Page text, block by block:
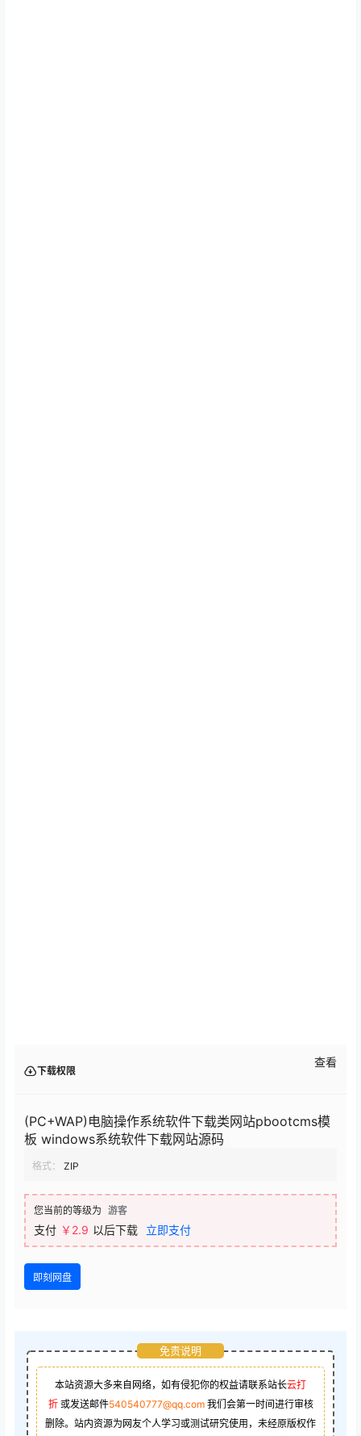
下载权限
查看
(PC+WAP)电脑操作系统软件下载类网站pbootcms模
板 windows系统软件下载网站源码
格式： ZIP
您当前的等级为 游客
支付 ￥2.9 以后下载 立即支付
即刻网盘
免责说明
本站资源大多来自网络，如有侵犯你的权益请联系站长云打
折 或发送邮件540540777@qq.com 我们会第一时间进行审核
删除。站内资源为网友个人学习或测试研究使用，未经原版权作